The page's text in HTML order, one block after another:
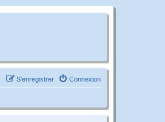
Connexion
S’enregistrer